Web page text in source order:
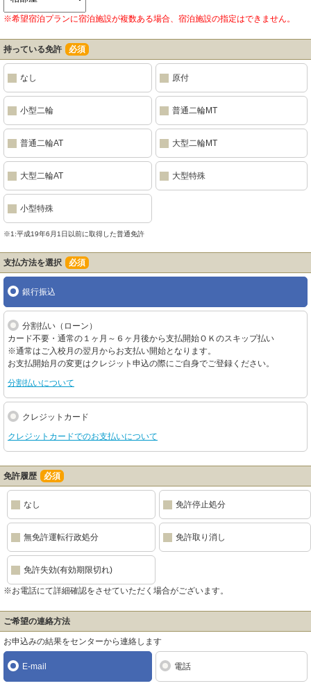
※希望宿泊プランに宿泊施設が複数ある場合、宿泊施設の指定はできません。
持っている免許 必須
なし 原付
小型二輪 普通二輪MT
普通二輪AT 大型二輪MT
大型二輪AT 大型特殊
小型特殊
※1:平成19年6月1日以前に取得した普通免許
支払方法を選択 必須
銀行振込
分割払い（ローン）
カード不要・通常の１ヶ月～６ヶ月後から支払開始ＯＫのスキップ払い
※通常はご入校月の翌月からお支払い開始となります。
お支払開始月の変更はクレジット申込の際にご自身でご登録ください。
分割払いについて
クレジットカード
クレジットカードでのお支払いについて
免許履歴 必須
なし 免許停止処分
無免許運転行政処分 免許取り消し
免許失効(有効期限切れ)
※お電話にて詳細確認をさせていただく場合がございます。
ご希望の連絡方法
お申込みの結果をセンターから連絡します
E-mail 電話